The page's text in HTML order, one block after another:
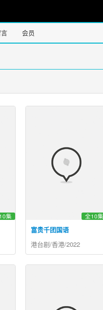
会员
集
富贵千团国语
全10集
港台剧/香港/2022